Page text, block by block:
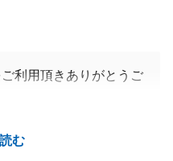
む
利用頂きありがとうご
こと嬉しく思います。